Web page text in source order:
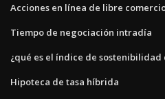
Acciones en línea de libre
Tiempo de negociación intradía
¿qué es el índice de sostenibilidad
Hipoteca de tasa híbrida